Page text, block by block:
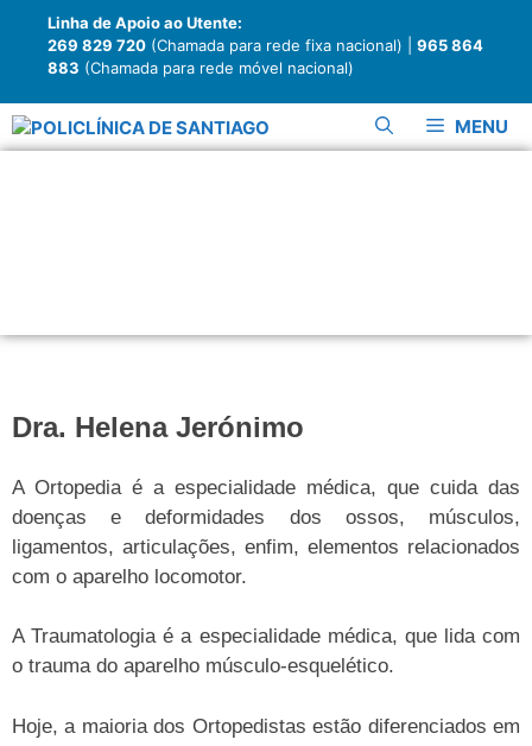
Linha de Apoio ao Utente:
269 829 720 (Chamada para rede fixa nacional) | 965 864
883 (Chamada para rede móvel nacional)
MENU
Dra. Helena Jerónimo
A Ortopedia é a especialidade médica, que cuida das
doenças e deformidades dos ossos, músculos,
ligamentos, articulações, enfim, elementos relacionados
com o aparelho locomotor.
A Traumatologia é a especialidade médica, que lida com
o trauma do aparelho músculo-esquelético.
Hoje, a maioria dos Ortopedistas estão diferenciados em